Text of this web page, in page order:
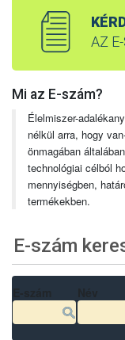
AZ
Mi az E-szám?
Élelmiszer-
nélkül arra, hogy
önmagában
technológiai célból
mennyiségben,
termékekben.
E-szám